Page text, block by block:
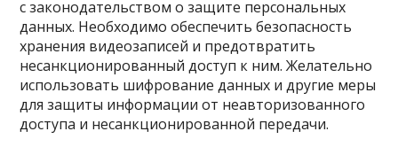
с законодательством о защите персональных
данных. Необходимо обеспечить безопасность
хранения видеозаписей и предотвратить
несанкционированный доступ к ним. Желательно
использовать шифрование данных и другие меры
для защиты информации от неавторизованного
доступа и несанкционированной передачи.